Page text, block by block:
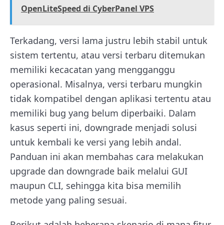
OpenLiteSpeed di CyberPanel VPS
Terkadang, versi lama justru lebih stabil untuk
sistem tertentu, atau versi terbaru ditemukan
memiliki kecacatan yang mengganggu
operasional. Misalnya, versi terbaru mungkin
tidak kompatibel dengan aplikasi tertentu atau
memiliki bug yang belum diperbaiki. Dalam
kasus seperti ini, downgrade menjadi solusi
untuk kembali ke versi yang lebih andal.
Panduan ini akan membahas cara melakukan
upgrade dan downgrade baik melalui GUI
maupun CLI, sehingga kita bisa memilih
metode yang paling sesuai.